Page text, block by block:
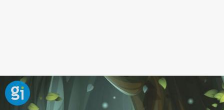
La porrita. Canción divertida para
bebés